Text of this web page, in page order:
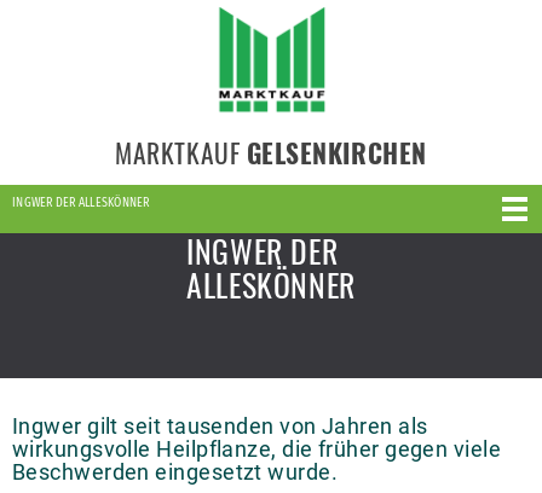
MARKTKAUF GELSENKIRCHEN
INGWER DER ALLESKÖNNER
INGWER DER
ALLESKÖNNER
Ingwer gilt seit tausenden von Jahren als
wirkungsvolle Heilpflanze, die früher gegen viele
Beschwerden eingesetzt wurde.